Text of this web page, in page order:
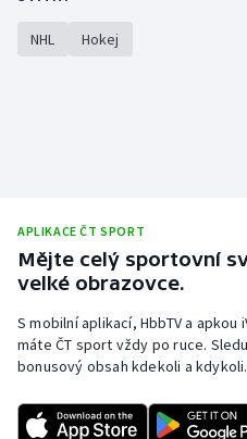
NHL Hokej
APLIKACE ČT SPORT
Mějte celý sportovní
velké obrazovce.
S mobilní aplikací, HbbTV a
máte ČT sport vždy po ruce.
bonusový obsah kdekoli a kdykoli.